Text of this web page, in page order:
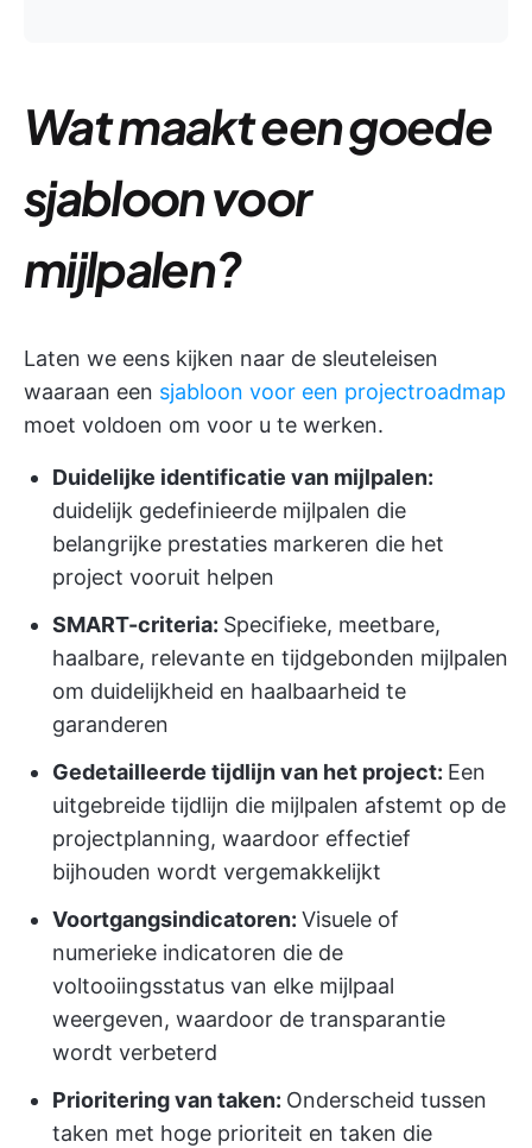
Wat maakt een goede
sjabloon voor
mijlpalen?
Laten we eens kijken naar de sleuteleisen
waaraan een sjabloon voor een projectroadmap
moet voldoen om voor u te werken.
Duidelijke identificatie van mijlpalen:
duidelijk gedefinieerde mijlpalen die
belangrijke prestaties markeren die het
project vooruit helpen
SMART-criteria: Specifieke, meetbare,
haalbare, relevante en tijdgebonden mijlpalen
om duidelijkheid en haalbaarheid te
garanderen
Gedetailleerde tijdlijn van het project: Een
uitgebreide tijdlijn die mijlpalen afstemt op de
projectplanning, waardoor effectief
bijhouden wordt vergemakkelijkt
Voortgangsindicatoren: Visuele of
numerieke indicatoren die de
voltooiingsstatus van elke mijlpaal
weergeven, waardoor de transparantie
wordt verbeterd
Prioritering van taken: Onderscheid tussen
taken met hoge prioriteit en taken die